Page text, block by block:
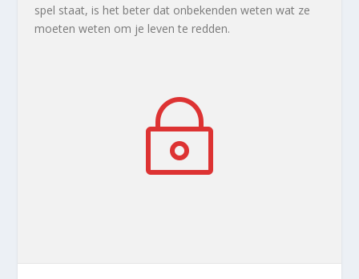
spel staat, is het beter dat onbekenden weten wat ze
moeten weten om je leven te redden.
~